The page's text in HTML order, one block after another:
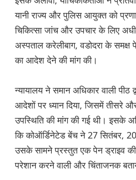
यानी राज्य और पुलिस आयुक्त को
चिकित्सा जांच और उपचार के लिए
अस्पताल करेलीबाग, वडोदरा के समक्ष
का आदेश देने की मांग की।
न्यायालय ने समान अधिकार वाली पीठ
आदेशों पर ध्यान दिया, जिसमें तीसरे और
उपस्थिति की मांग की गई थी। इसके
कि कोऑर्डिनेटेड बेंच ने 27 सितंबर,
उसके सामने प्रस्तुत एक पेन ड्राइव की
परेशान करने वाली और चिंताजनक